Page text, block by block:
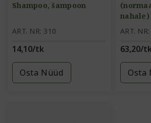
Shampoo, šampoon
ART. NR: 310
14,10/tk
Osta Nüüd
ART.
63,20/
Osta